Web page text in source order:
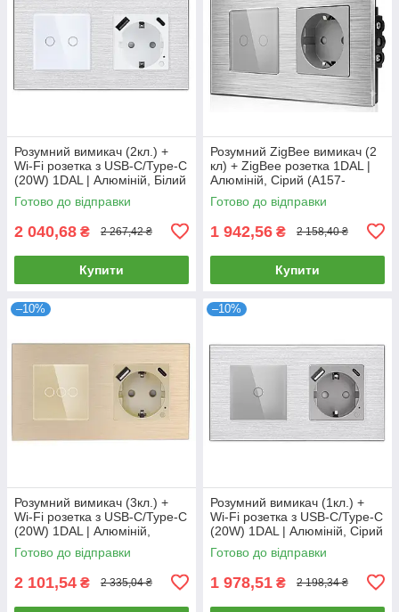
Розумний вимикач (2кл.) +
Wi-Fi розетка з USB-C/Type-C
(20W) 1DAL | Алюміній, Білий
(A157-GSW2G.WF-
STUTC.WF.WT)
Готово до відправки
2 040,68 ₴ 2 267,42 ₴
Купити
Розумний ZigBee вимикач (2
кл) + ZigBee розетка 1DAL |
Алюміній, Сірий (A157-
GSW2G.ZB-ST.ZB.GR)
Готово до відправки
1 942,56 ₴ 2 158,40 ₴
Купити
–10%
Розумний вимикач (3кл.) +
Wi-Fi розетка з USB-C/Type-C
(20W) 1DAL | Алюміній,
Золото (A157-GSW3G.WF-
STUTC.WF.GD)
Готово до відправки
2 101,54 ₴ 2 335,04 ₴
–10%
Розумний вимикач (1кл.) +
Wi-Fi розетка з USB-C/Type-C
(20W) 1DAL | Алюміній, Сірий
(A157-GSW1G.WF-
STUTC.WF.GR)
Готово до відправки
1 978,51 ₴ 2 198,34 ₴